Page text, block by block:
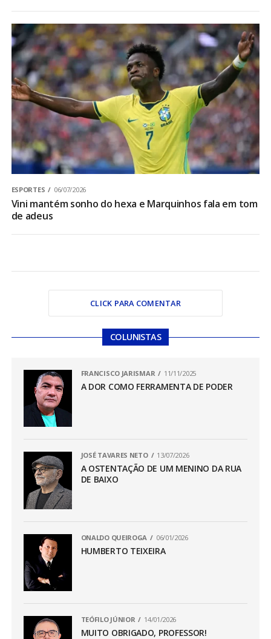
ESPORTES 06/07/2026
Vini mantém sonho do hexa e Marquinhos fala em tom
de adeus
CLICK PARA COMENTAR
COLUNISTAS
FRANCISCO JARISMAR 11/11/2025
A DOR COMO FERRAMENTA DE PODER
JOSÉ TAVARES NETO 13/07/2026
A OSTENTAÇÃO DE UM MENINO DA RUA
DE BAIXO
ONALDO QUEIROGA 06/01/2026
HUMBERTO TEIXEIRA
TEÓFILO JÚNIOR 14/01/2026
MUITO OBRIGADO, PROFESSOR!